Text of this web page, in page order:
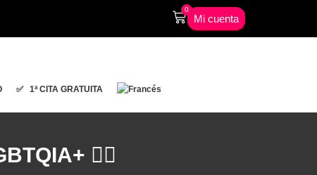
0
Mi cuenta
✅ 1ª CITA GRATUITA
🏳️‍🌈